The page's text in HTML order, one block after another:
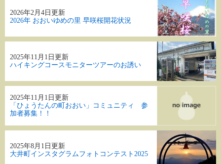
2026年2月4日更新
2026年 おおいゆめの里 早咲桜開花状況
2025年11月1日更新
ハイキングコースモニターツアーのお誘い
2025年11月1日更新
「ひょうたんの町おおい」コミュニティ 参
加者募集！！
2025年8月1日更新
大井町インスタグラムフォトコンテスト2025